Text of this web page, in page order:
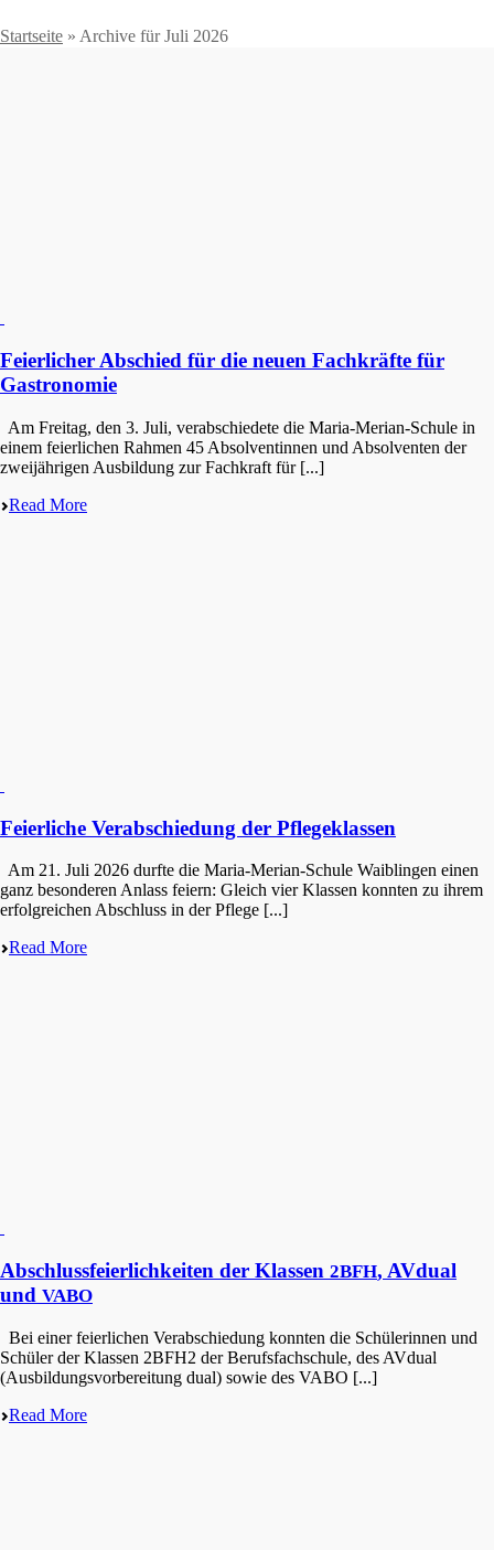
Startseite » Archive für Juli 2026
Feierlicher Abschied für die neuen Fachkräfte für
Gastronomie
Am Freitag, den 3. Juli, verab­schie­de­te die Maria-Merian-Schule in
einem feier­li­chen Rahmen 45 Absol­ven­tin­nen und Absol­ven­ten der
zweijäh­ri­gen Ausbil­dung zur Fachkraft für [...]
Read More
Feierliche Verabschiedung der Pflegeklassen
Am 21. Juli 2026 durfte die Maria-Merian-Schule Waiblin­gen einen
ganz beson­de­ren Anlass feiern: Gleich vier Klassen konnten zu ihrem
erfolg­rei­chen Abschluss in der Pflege [...]
Read More
Abschlussfeierlichkeiten der Klassen 2BFH, AVdual
und VABO
Bei einer feier­li­chen Verab­schie­dung konnten die Schüle­rin­nen und
Schüler der Klassen 2BFH2 der Berufs­fach­schu­le, des AVdual
(Ausbil­dungs­vor­be­rei­tung dual) sowie des VABO [...]
Read More